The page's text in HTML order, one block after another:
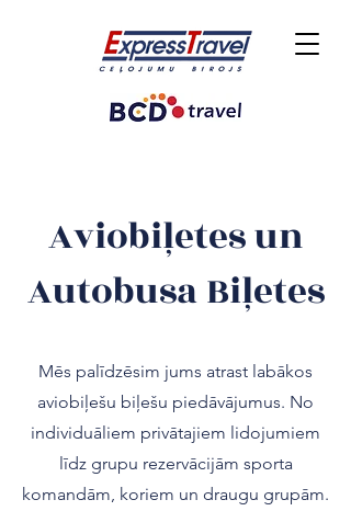
Aviobiļetes un
Autobusa Biļetes
Mēs palīdzēsim jums atrast labākos
aviobiļešu biļešu piedāvājumus. No
individuāliem privātajiem lidojumiem
līdz grupu rezervācijām sporta
komandām, koriem un draugu grupām.